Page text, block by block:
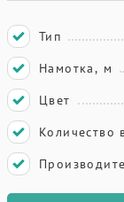
Тип
Намотка, м
Цвет
Количество